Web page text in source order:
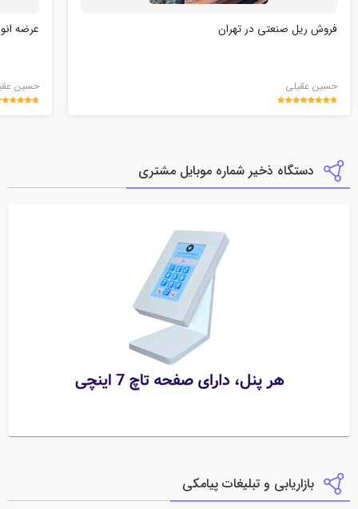
فروش ریل صنعتی در تهران
حسین عقیلی
عرضه
حسین
دستگاه ذخیر شماره موبایل مشتری
بازاریابی و تبلیغات پیامکی